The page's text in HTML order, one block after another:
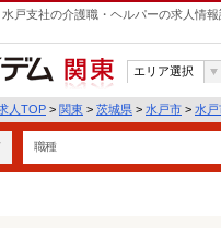
戸支社の介護職・ヘルパーの求人情
関東
エリア選択
人TOP > 関東 > 茨城県 > 水戸市 > 水戸
職種